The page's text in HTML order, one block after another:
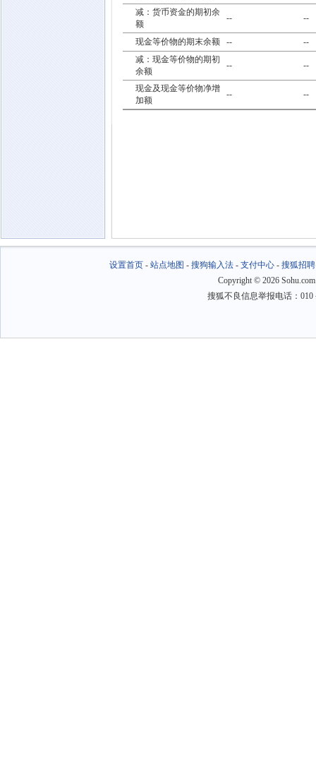
减：货币资金的期初余
额
-- --
现金等价物的期末余额 --
--
减：现金等价物的期初
余额
-- --
现金及现金等价物净增
加额
-- --
设置首页- 站点地图 - 搜狗输入法- 支付中心- 搜狐招聘
Copyright © 2026
搜狐不良信息举报电话：010